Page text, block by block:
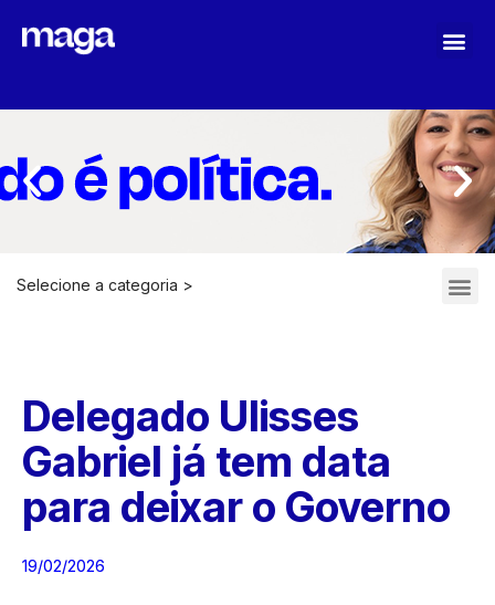
Selecione a categoria >
Delegado Ulisses
Gabriel já tem data
para deixar o Governo
19/02/2026